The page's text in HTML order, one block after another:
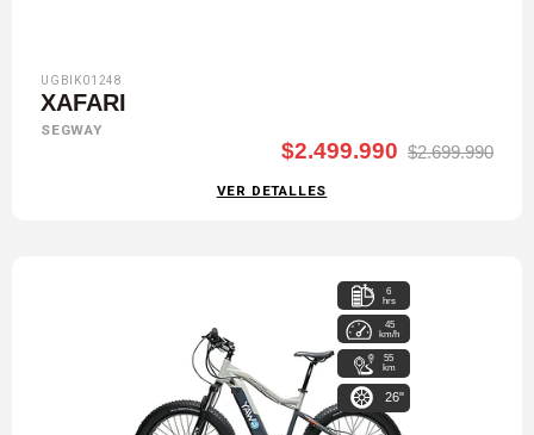
UGBIK01248
XAFARI
SEGWAY
$2.499.990 $2.699.990
VER DETALLES
6
hrs
45
km/h
55
km
26"